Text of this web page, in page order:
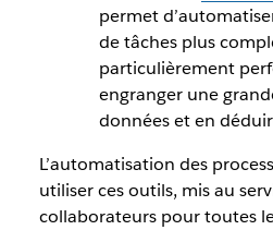
permet
de tâches plus
particulièrement
engranger une
données et en
L’automatisation des
utiliser ces outils, mis au
collaborateurs pour toutes